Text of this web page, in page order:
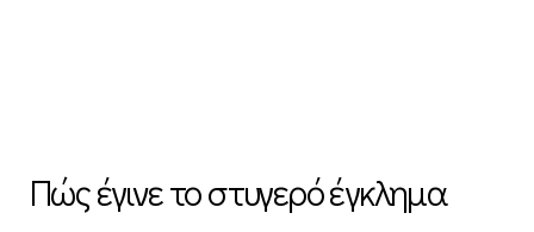
Πώς έγινε το στυγερό έγκλημα